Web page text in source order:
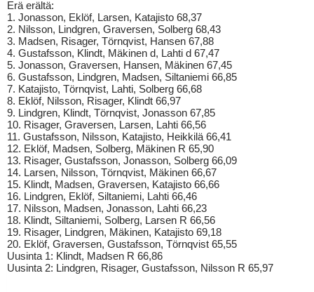
Erä erältä:
1. Jonasson, Eklöf, Larsen, Katajisto 68,37
2. Nilsson, Lindgren, Graversen, Solberg 68,43
3. Madsen, Risager, Törnqvist, Hansen 67,88
4. Gustafsson, Klindt, Mäkinen d, Lahti d 67,47
5. Jonasson, Graversen, Hansen, Mäkinen 67,45
6. Gustafsson, Lindgren, Madsen, Siltaniemi 66,85
7. Katajisto, Törnqvist, Lahti, Solberg 66,68
8. Eklöf, Nilsson, Risager, Klindt 66,97
9. Lindgren, Klindt, Törnqvist, Jonasson 67,85
10. Risager, Graversen, Larsen, Lahti 66,56
11. Gustafsson, Nilsson, Katajisto, Heikkilä 66,41
12. Eklöf, Madsen, Solberg, Mäkinen R 65,90
13. Risager, Gustafsson, Jonasson, Solberg 66,09
14. Larsen, Nilsson, Törnqvist, Mäkinen 66,67
15. Klindt, Madsen, Graversen, Katajisto 66,66
16. Lindgren, Eklöf, Siltaniemi, Lahti 66,46
17. Nilsson, Madsen, Jonasson, Lahti 66,23
18. Klindt, Siltaniemi, Solberg, Larsen R 66,56
19. Risager, Lindgren, Mäkinen, Katajisto 69,18
20. Eklöf, Graversen, Gustafsson, Törnqvist 65,55
Uusinta 1: Klindt, Madsen R 66,86
Uusinta 2: Lindgren, Risager, Gustafsson, Nilsson R 65,97